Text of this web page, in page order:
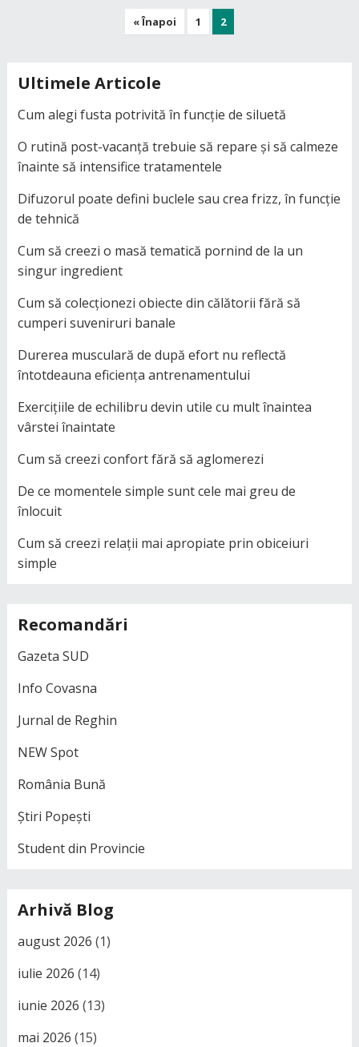
« Înapoi 1 2
Ultimele Articole
Cum alegi fusta potrivită în funcție de siluetă
O rutină post-vacanță trebuie să repare și să calmeze
înainte să intensifice tratamentele
Difuzorul poate defini buclele sau crea frizz, în funcție
de tehnică
Cum să creezi o masă tematică pornind de la un
singur ingredient
Cum să colecționezi obiecte din călătorii fără să
cumperi suveniruri banale
Durerea musculară de după efort nu reflectă
întotdeauna eficiența antrenamentului
Exercițiile de echilibru devin utile cu mult înaintea
vârstei înaintate
Cum să creezi confort fără să aglomerezi
De ce momentele simple sunt cele mai greu de
înlocuit
Cum să creezi relații mai apropiate prin obiceiuri
simple
Recomandări
Gazeta SUD
Info Covasna
Jurnal de Reghin
NEW Spot
România Bună
Știri Popești
Student din Provincie
Arhivă Blog
august 2026 (1)
iulie 2026 (14)
iunie 2026 (13)
mai 2026 (15)